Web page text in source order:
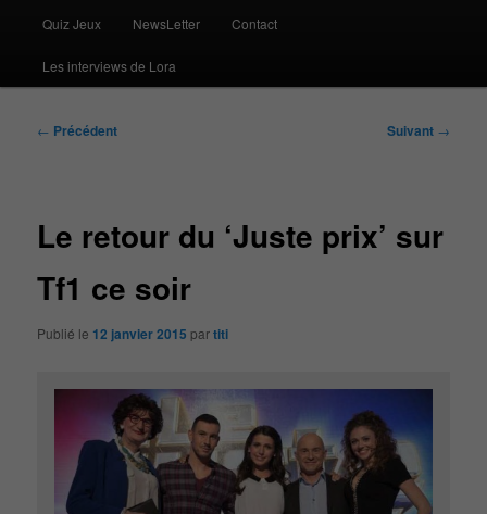
Quiz Jeux NewsLetter Contact
Les interviews de Lora
Navigation
← Précédent Suivant →
Le retour du ‘Juste prix’ sur
Tf1 ce soir
Publié le 12 janvier 2015 partiti